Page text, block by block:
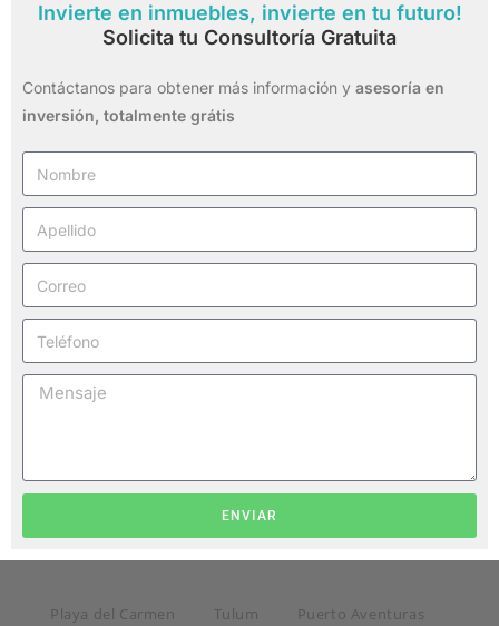
Invierte en inmuebles, invierte en tu futuro!
Solicita tu Consultoría Gratuita
Contáctanos para obtener más información y asesoría en
inversión, totalmente grátis
ENVIAR
Playa del Carmen Tulum
Puerto Aventuras